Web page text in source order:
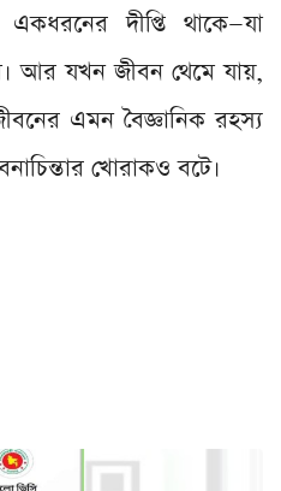
দীপ্তি থাকে—যা
আর যখন জীবন থেমে যায়,
এমন বৈজ্ঞানিক রহস্য
খোরাকও বটে।